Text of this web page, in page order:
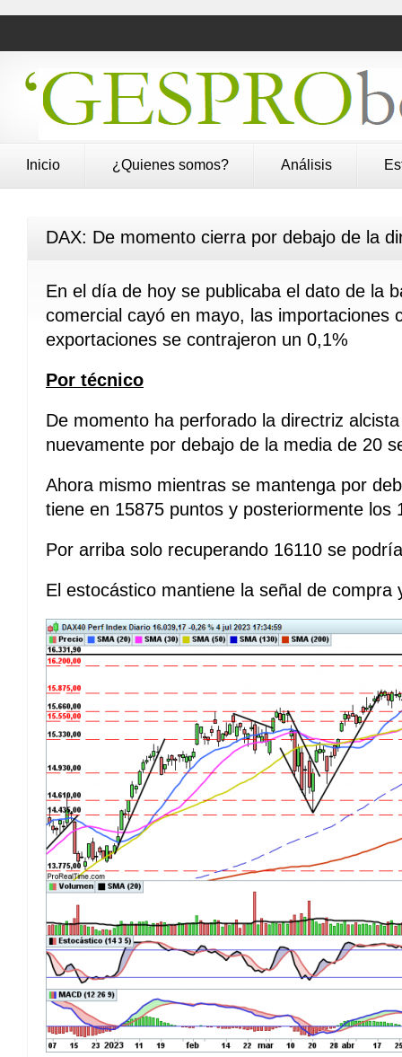
Inicio ¿Quienes somos? Análisis
DAX: De momento cierra por debajo de la
En el día de hoy se publicaba el dato de la
comercial cayó en mayo, las importaciones
exportaciones se contrajeron un 0,1%
Por técnico
De momento ha perforado la directriz
nuevamente por debajo de la media de 20
Ahora mismo mientras se mantenga por
tiene en 15875 puntos y posteriormente los
Por arriba solo recuperando 16110 se
El estocástico mantiene la señal de compra